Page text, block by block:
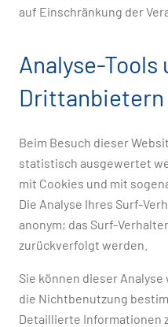
auf Einschränkung der
Analyse-Tools
Drittanbietern
Beim Besuch dieser
statistisch ausgewertet
mit Cookies und mit
Die Analyse Ihres Surf-
anonym; das Surf-
zurückverfolgt werden.
Sie können dieser
die Nichtbenutzung
Detaillierte Informationen